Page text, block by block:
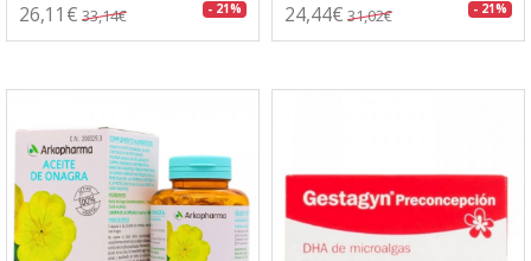
26,11€ 33,14€ - 21% 24,44€ 31,02€ - 21%